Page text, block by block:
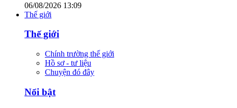
06/08/2026 13:09
Thế giới
Thế giới
Chính trường thế giới
Hồ sơ - tư liệu
Chuyện đó đây
Nổi bật